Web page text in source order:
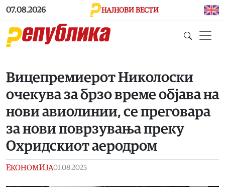
Skip to main content
07.08.2026 НАЈНОВИ ВЕСТИ
Вицепремиерот Николоски
очекува за брзо време објава на
нови авиолинии, се преговара
за нови поврзувања преку
Охридскиот аеродром
ЕКОНОМИЈА01.08.2025